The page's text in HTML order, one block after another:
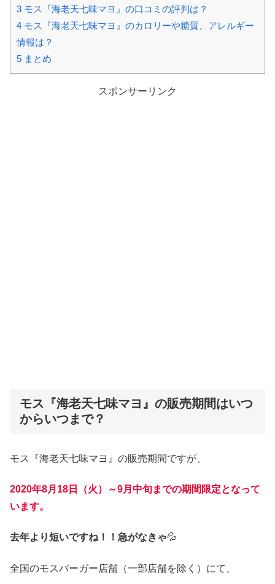
3 モス『海老天七味マヨ』の口コミの評判は？
4 モス『海老天七味マヨ』のカロリーや糖質、アレルギー
情報は？
5 まとめ
スポンサーリンク
モス『海老天七味マヨ』の販売期間はいつ
からいつまで？
モス『海老天七味マヨ』の販売期間ですが、
2020年8月18日（火）～9月中旬までの期間限定となって
います。
去年より短いですね！！急がなきゃ💦
全国のモスバーガー店舗（一部店舗を除く）にて、